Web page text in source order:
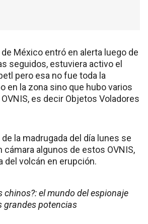
México entró en alerta luego de
seguidos, estuviera activo el
pero esa no fue toda la
en la zona sino que hubo varios
es decir Objetos Voladores
la madrugada del día lunes se
cámara algunos de estos OVNIS,
del volcán en erupción.
chinos?: el mundo del espionaje
grandes potencias